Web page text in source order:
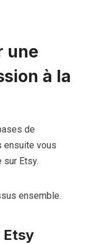
une
à la
de
ensuite vous
Etsy.
ensemble.
Etsy